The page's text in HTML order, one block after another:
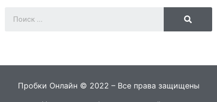
Пробки Онлайн © 2022 – Все права защищены